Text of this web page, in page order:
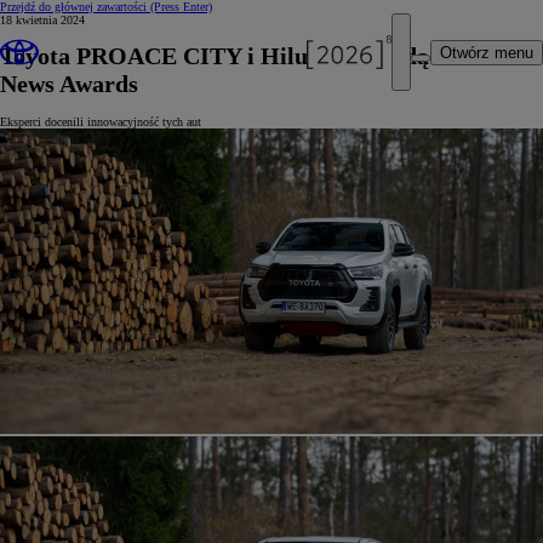
Przejdź do głównej zawartości (Press Enter)
Otwórz menu
18 kwietnia 2024
Toyota PROACE CITY i Hilux z nagrodą Fleet
News Awards
Eksperci docenili innowacyjność tych aut